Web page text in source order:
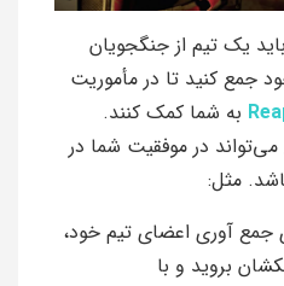
یک تیم از جنگجویان
جمع کنید تا در مأموریت
به شما کمک کنند.
در موفقیت شما در
مثل:
جمع آوری اعضای تیم خود،
بروید و با